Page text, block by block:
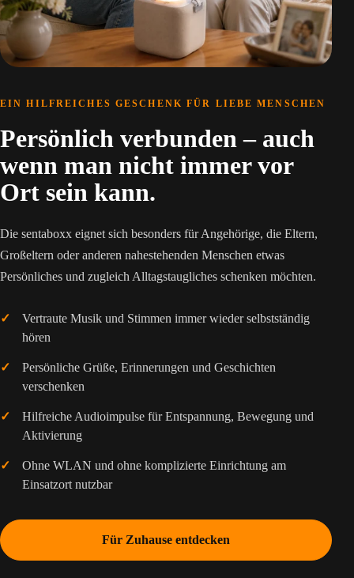
EIN HILFREICHES GESCHENK FÜR LIEBE MENSCHEN
Persönlich verbunden – auch
wenn man nicht immer vor
Ort sein kann.
Die sentaboxx eignet sich besonders für Angehörige, die Eltern,
Großeltern oder anderen nahestehenden Menschen etwas
Persönliches und zugleich Alltagstaugliches schenken möchten.
Vertraute Musik und Stimmen immer wieder selbstständig
hören
Persönliche Grüße, Erinnerungen und Geschichten
verschenken
Hilfreiche Audioimpulse für Entspannung, Bewegung und
Aktivierung
Ohne WLAN und ohne komplizierte Einrichtung am
Einsatzort nutzbar
Für Zuhause entdecken